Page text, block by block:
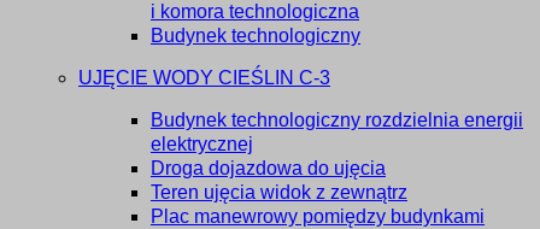
i komora technologiczna
Budynek technologiczny
UJĘCIE WODY CIEŚLIN C-3
Budynek technologiczny rozdzielnia energii
elektrycznej
Droga dojazdowa do ujęcia
Teren ujęcia widok z zewnątrz
Plac manewrowy pomiędzy budynkami